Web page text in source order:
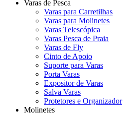
Varas de Pesca
Varas para Carretilhas
Varas para Molinetes
Varas Telescópica
Varas Pesca de Praia
Varas de Fly
Cinto de Apoio
Suporte para Varas
Porta Varas
Expositor de Varas
Salva Varas
Protetores e Organizador
Molinetes